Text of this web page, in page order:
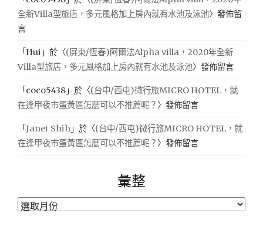
全新Villa型旅店，多元風格加上房內就有水池及泳池〉發佈留
言
「Hui 」於〈(屏東/恆春)阿爾法Alpha villa，2020年全新
Villa型旅店，多元風格加上房內就有水池及泳池〉發佈留言
「 coco5438 」於〈(台中/西屯)微行旅MICRO HOTEL，就
在逢甲夜市蛋黃區怎麼可以不推薦呢？ 〉發佈留言
「Janet Shih 」於〈(台中/西屯)微行旅MICRO HOTEL，就
在逢甲夜市蛋黃區怎麼可以不推薦呢？ 〉發佈留言
彙整
彙